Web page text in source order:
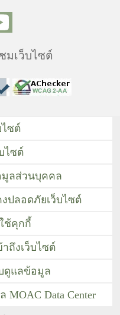
มเว็บไซต์
ไซต์
ไซต์
มูลส่วนบุคคล
ปลอดภัยเว็บไซต์
ช้คุกกี้
ถึงเว็บไซต์
ดูแลข้อมูล
Data Center